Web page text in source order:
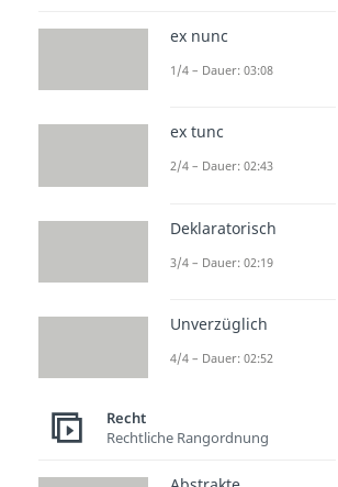
Grundstücken
zur Stelle im
Im Immobilienrecht
vieles sehr
detailliert
Gesetzen festgehalten.
Ungeschriebenes
nicht nötig. Schau dir
Beispiele an, in
fälschlicherweise —
davonist:
ex nunc
1/4 – Dauer: 03:08
ex tunc
2/4 – Dauer: 02:43
Deklaratorisch
3/4 – Dauer: 02:19
Unverzüglich
4/4 – Dauer: 02:52
Recht
Rechtliche Rangordnung